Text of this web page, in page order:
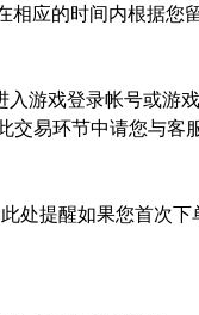
相应的时间内根据您
游戏登录帐号或游
交易环节中请您与客
处提醒如果您首次